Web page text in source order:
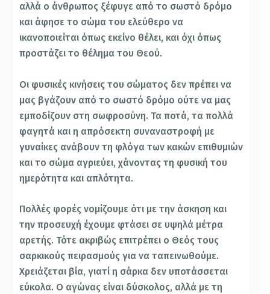
αλλά ο άνθρωπος ξέφυγε από το σωστό δρόμο
και άφησε το σώμα του ελεύθερο να
ικανοποιείται όπως εκείνο θέλει, και όχι όπως
προστάζει το θέλημα του Θεού.
Οι φυσικές κινήσεις του σώματος δεν πρέπει να
μας βγάζουν από το σωστό δρόμο ούτε να μας
εμποδίζουν στη σωφροσύνη. Τα ποτά, τα πολλά
φαγητά και η απρόσεκτη συναναστροφή με
γυναίκες ανάβουν τη φλόγα των κακών επιθυμιών
και το σώμα αγριεύει, χάνοντας τη φυσική του
ημερότητα και απλότητα.
Πολλές φορές νομίζουμε ότι με την άσκηση και
την προσευχή έχουμε φτάσει σε υψηλά μέτρα
αρετής. Τότε ακριβώς επιτρέπει ο Θεός τους
σαρκικούς πειρασμούς για να ταπεινωθούμε.
Χρειάζεται βία, γιατί η σάρκα δεν υποτάσσεται
εύκολα. Ο αγώνας είναι δύσκολος, αλλά με τη